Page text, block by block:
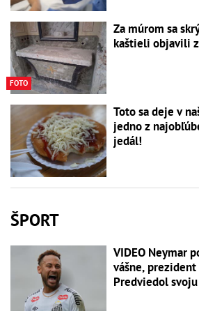
FOTO
Za múrom sa
kaštieli objavili
Toto sa deje v
jedno z
jedál!
ŠPORT
VIDEO Neymar
vášne,
Predviedol